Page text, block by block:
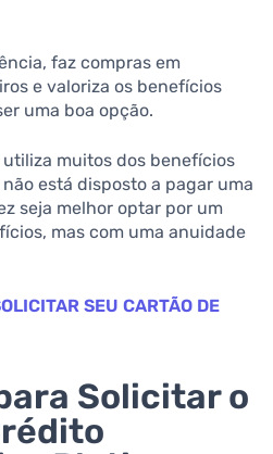
faz compras em
e valoriza os benefícios
uma boa opção.
muitos dos benefícios
está disposto a pagar uma
seja melhor optar por um
mas com uma anuidade
SEU CARTÃO DE
Solicitar o